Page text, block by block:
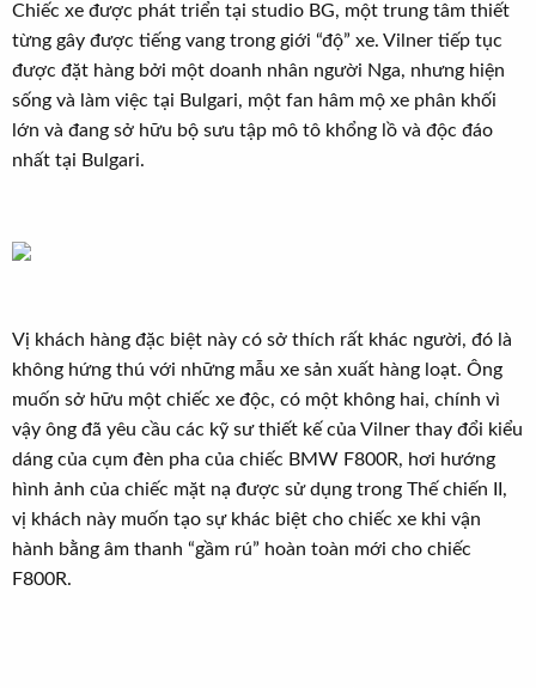
Chiếc xe được phát triển tại studio BG, một trung tâm thiết
từng gây được tiếng vang trong giới “độ” xe. Vilner tiếp tục
được đặt hàng bởi một doanh nhân người Nga, nhưng hiện
sống và làm việc tại Bulgari, một fan hâm mộ xe phân khối
lớn và đang sở hữu bộ sưu tập mô tô khổng lồ và độc đáo
nhất tại Bulgari.
Vị khách hàng đặc biệt này có sở thích rất khác người, đó là
không hứng thú với những mẫu xe sản xuất hàng loạt. Ông
muốn sở hữu một chiếc xe độc, có một không hai, chính vì
vậy ông đã yêu cầu các kỹ sư thiết kế của Vilner thay đổi kiểu
dáng của cụm đèn pha của chiếc BMW F800R, hơi hướng
hình ảnh của chiếc mặt nạ được sử dụng trong Thế chiến II,
vị khách này muốn tạo sự khác biệt cho chiếc xe khi vận
hành bằng âm thanh “gầm rú” hoàn toàn mới cho chiếc
F800R.